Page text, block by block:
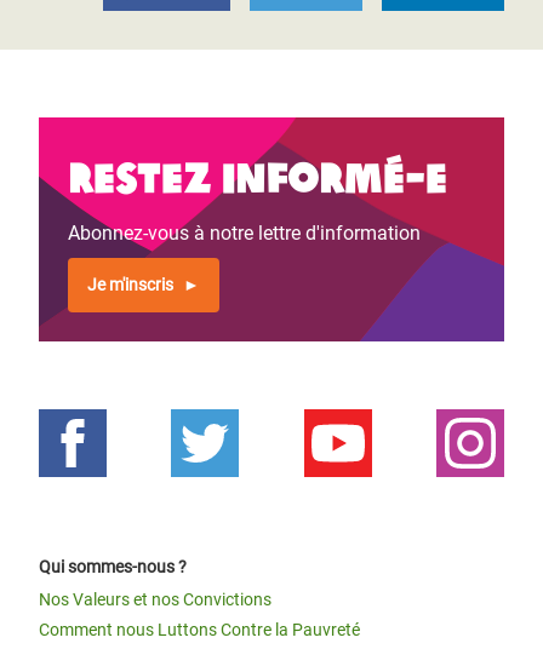
Restez informé-e
Abonnez-vous à notre lettre d'information
Je m'inscris
Qui sommes-nous ?
Nos Valeurs et nos Convictions
Comment nous Luttons Contre la Pauvreté